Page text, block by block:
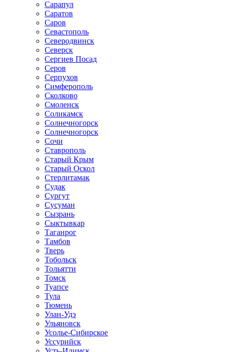
Сарапул
Саратов
Саров
Севастополь
Северодвинск
Северск
Сергиев Посад
Серов
Серпухов
Симферополь
Сколково
Смоленск
Соликамск
Солнечногорск
Солнечногорск
Сочи
Ставрополь
Старый Крым
Старый Оскол
Стерлитамак
Судак
Сургут
Сусуман
Сызрань
Сыктывкар
Таганрог
Тамбов
Тверь
Тобольск
Тольятти
Томск
Туапсе
Тула
Тюмень
Улан-Удэ
Ульяновск
Усолье-Сибирское
Уссурийск